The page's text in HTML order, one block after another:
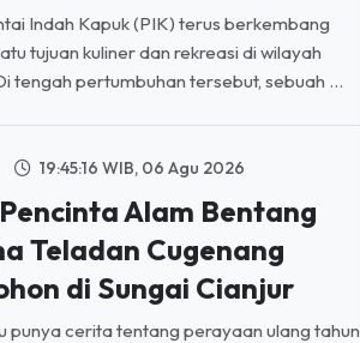
Indah Kapuk (PIK) terus berkembang
tujuan kuliner dan rekreasi di wilayah
tengah pertumbuhan tersebut, sebuah ...
19:45:16 WIB, 06 Agu 2026
Alam Bentang
Teladan Cugenang
di Sungai Cianjur
punya cerita tentang perayaan ulang tahun